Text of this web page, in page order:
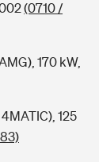
(0710 /
170 kW,
125